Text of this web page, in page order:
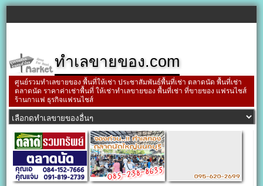
ทำเลขายของ.com
ศูนย์รวมทำเลขายของ พื้นที่ให้เช่า ประชาสัมพันธ์พื้นที่เช่า ตลาดนัด พื้นที่เช่า
ตลาดนัด ราคาค่าเช่าพื้นที่ ให้เช่าทำเลขายของ พื้นที่เช่า ที่ขายของ แฟรนไชส์
ร้านกาแฟ ธุรกิจแฟรนไชส์